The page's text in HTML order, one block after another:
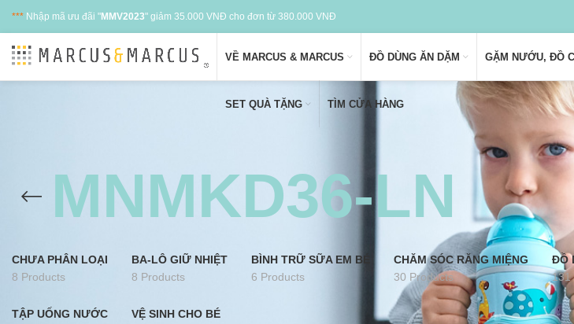
*** Nhập mã ưu đãi "MMV2023" giảm 35.000 VNĐ cho đơn từ 380.000 VNĐ
VỀ MARCUS & MARCUS ĐỒ DÙNG ĂN DẶM GẶM NƯỚU, ĐỒ
SET QUÀ TẶNG TÌM CỬA HÀNG
MNMKD36-LN
CHƯA PHÂN LOẠI
8 Products
BA-LÔ GIỮ NHIỆT
8 Products
BÌNH TRỮ SỮA EM BÉ
6 Products
CHĂM SÓC RĂNG MIỆNG
30 Products
ĐỒ
131
TẬP UỐNG NƯỚC
VỆ SINH CHO BÉ